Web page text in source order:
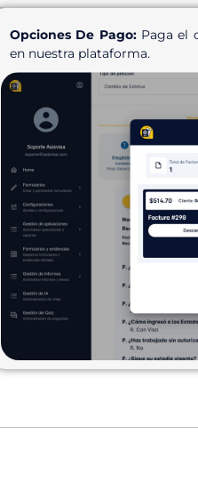
Opciones De Pago:Paga el
en nuestra plataforma.